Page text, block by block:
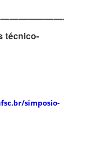
técnico-
simposio-